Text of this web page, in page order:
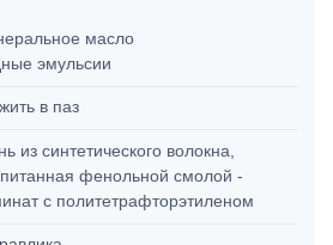
масло
эмульсии
в паз
из синтетического волокна,
фенольной смолой -
с политетрафторэтиленом